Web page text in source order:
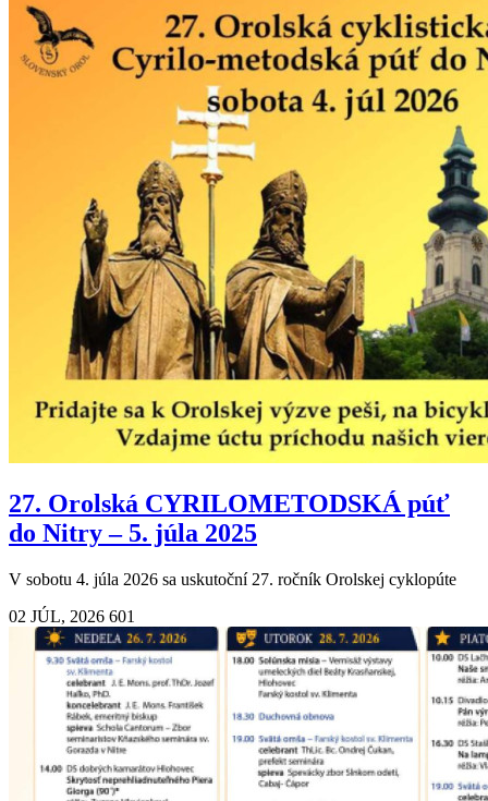
27. Orolská CYRILOMETODSKÁ púť
do Nitry – 5. júla 2025
V sobotu 4. júla 2026 sa uskutoční 27. ročník Orolskej cyklopúte
02 JÚL, 2026 601